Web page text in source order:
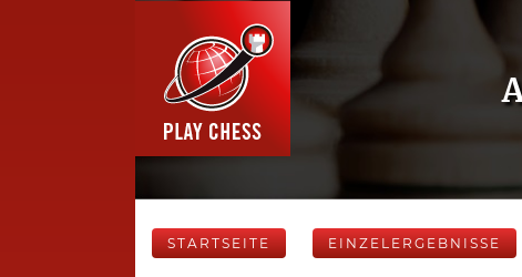
STARTSEITE EINZELERGEBNISSE